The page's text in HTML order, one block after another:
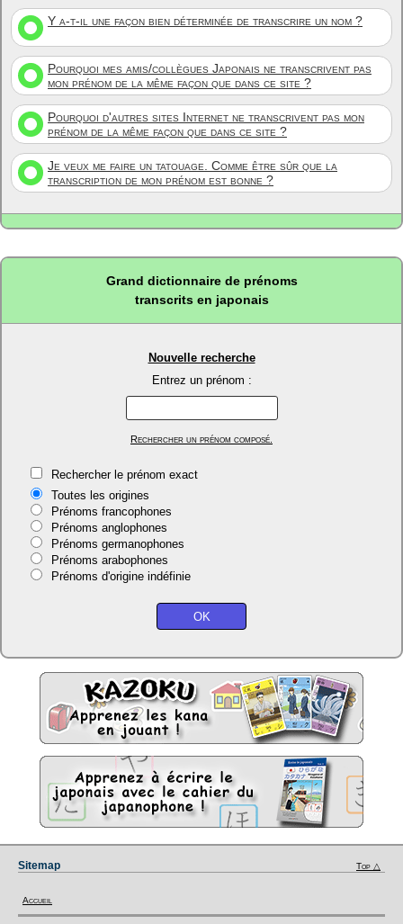
Y a-t-il une façon bien déterminée de transcrire un nom ?
Pourquoi mes amis/collègues Japonais ne transcrivent pas
mon prénom de la même façon que dans ce site ?
Pourquoi d'autres sites Internet ne transcrivent pas mon
prénom de la même façon que dans ce site ?
Je veux me faire un tatouage. Comme être sûr que la
transcription de mon prénom est bonne ?
Grand dictionnaire de prénoms
transcrits en japonais
Nouvelle recherche
Entrez un prénom :
Rechercher un prénom composé.
Rechercher le prénom exact
Toutes les origines
Prénoms francophones
Prénoms anglophones
Prénoms germanophones
Prénoms arabophones
Prénoms d'origine indéfinie
Sitemap Top △
Accueil